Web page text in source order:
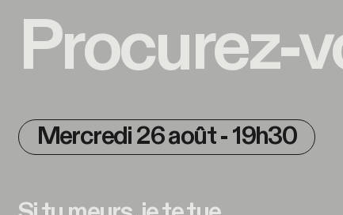
Procurez-
Mercredi 26 août - 19h30